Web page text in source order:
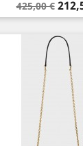
Prix
de
base
425,00 € Prix